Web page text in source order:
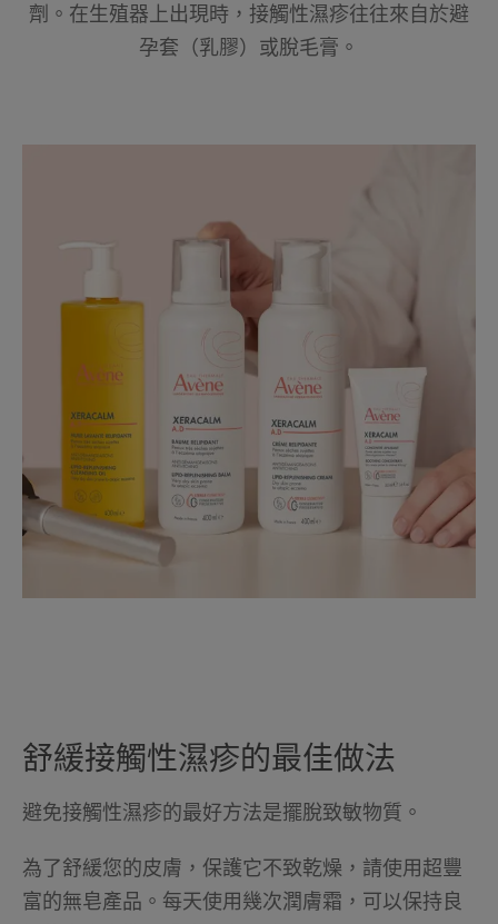
劑。在生殖器上出現時，接觸性濕疹往往來自於避
孕套（乳膠）或脫毛膏。
舒緩接觸性濕疹的最佳做法
避免接觸性濕疹的最好方法是擺脫致敏物質。
為了舒緩您的皮膚，保護它不致乾燥，請使用超豐
富的無皂產品。每天使用幾次潤膚霜，可以保持良